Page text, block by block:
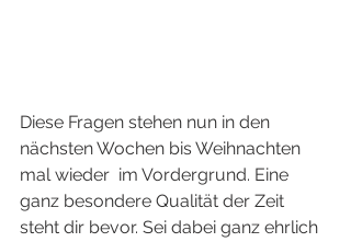
Diese Fragen stehen nun in den
nächsten Wochen bis Weihnachten
mal wieder  im Vordergrund. Eine
ganz besondere Qualität der Zeit
steht dir bevor. Sei dabei ganz ehrlich